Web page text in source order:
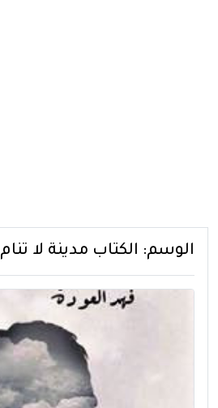
الوسم: الكتاب مدينة لا تنام